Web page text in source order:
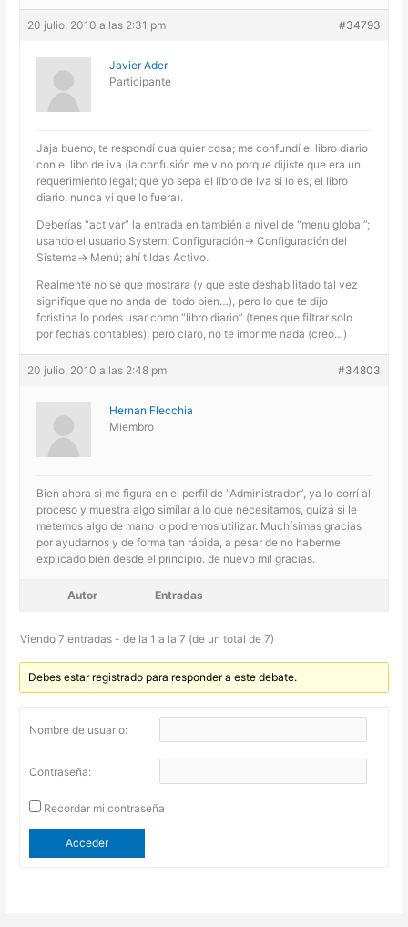
20 julio, 2010 a las 2:31 pm #34793
Javier Ader
Participante
Jaja bueno, te respondí cualquier cosa; me confundí el libro diario
con el libo de iva (la confusión me vino porque dijiste que era un
requerimiento legal; que yo sepa el libro de Iva si lo es, el libro
diario, nunca vi que lo fuera).
Deberías “activar” la entrada en también a nivel de “menu global”;
usando el usuario System: Configuración-> Configuración del
Sistema-> Menú; ahí tildas Activo.
Realmente no se que mostrara (y que este deshabilitado tal vez
signifique que no anda del todo bien…), pero lo que te dijo
fcristina lo podes usar como “libro diario” (tenes que filtrar solo
por fechas contables); pero claro, no te imprime nada (creo…)
20 julio, 2010 a las 2:48 pm #34803
Hernan Flecchia
Miembro
Bien ahora si me figura en el perfil de “Administrador”, ya lo corrí al
proceso y muestra algo similar a lo que necesitamos, quizá si le
metemos algo de mano lo podremos utilizar. Muchísimas gracias
por ayudarnos y de forma tan rápida, a pesar de no haberme
explicado bien desde el principio. de nuevo mil gracias.
Autor Entradas
Viendo 7 entradas - de la 1 a la 7 (de un total de 7)
Debes estar registrado para responder a este debate.
Nombre de usuario:
Contraseña:
Recordar mi contraseña
Acceder